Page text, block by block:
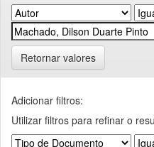
Retornar valores
Adicionar filtros:
Utilizar filtros para refinar o